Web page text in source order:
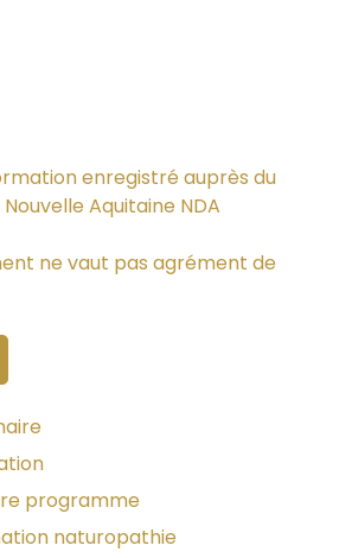
enregistré auprès du
Aquitaine NDA
ne vaut pas agrément de
programme
naturopathie